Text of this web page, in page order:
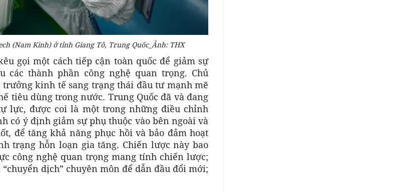
(Nam Kinh) ở tỉnh Giang Tô, Trung Quốc_Ảnh: THX
gọi một cách tiếp cận toàn quốc để giảm sự
các thành phần công nghệ quan trọng. Chủ
kinh tế sang trạng thái đầu tư mạnh mẽ
tiêu dùng trong nước. Trung Quốc đã và đang
lực, được coi là một trong những điều chỉnh
có ý định giảm sự phụ thuộc vào bên ngoài và
để tăng khả năng phục hồi và bảo đảm hoạt
trạng hỗn loạn gia tăng. Chiến lược này bao
công nghệ quan trọng mang tính chiến lược;
dịch” chuyên môn để dẫn đầu đổi mới;